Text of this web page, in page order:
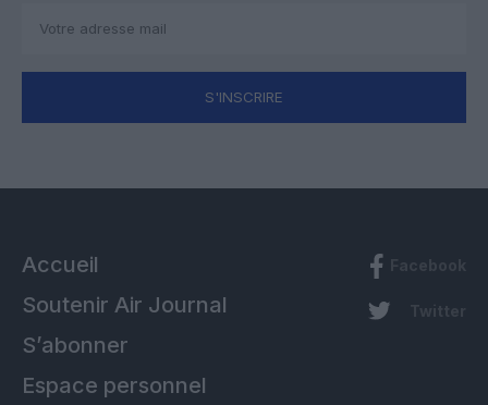
S'INSCRIRE
Accueil
Soutenir Air Journal
S’abonner
Espace personnel